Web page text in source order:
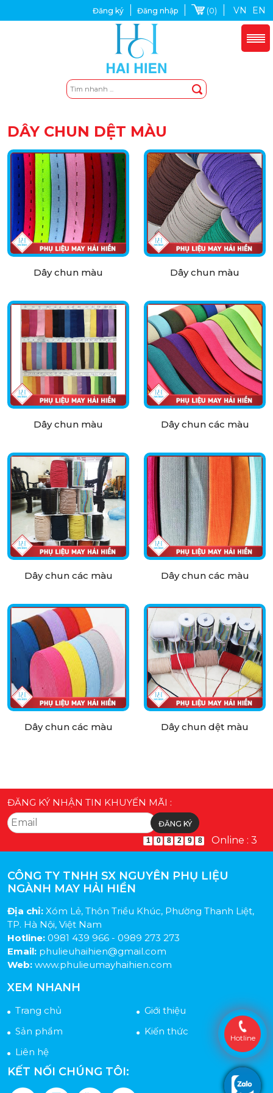
Đăng ký Đăng nhập (0) VN EN
DÂY CHUN DỆT MÀU
Dây chun màu Dây chun màu
Dây chun màu Dây chun các màu
Dây chun các màu Dây chun các màu
Dây chun các màu Dây chun dệt màu
ĐĂNG KÝ NHẬN TIN KHUYẾN MÃI :
1 0 8 2 9 8 Online : 3
CÔNG TY TNHH SX NGUYÊN PHỤ LIỆU
NGÀNH MAY HẢI HIỀN
Địa chỉ: Xóm Lẻ, Thôn Triều Khúc, Phường Thanh Liệt,
TP. Hà Nội, Việt Nam
Hotline: 0981 439 966 - 0989 273 273
Email: phulieuhaihien@gmail.com
Web: www.phulieumayhaihien.com
XEM NHANH
Trang chủ
Giới thiệu
Sản phẩm
Kiến thức
Liên hệ
KẾT NỐI CHÚNG TÔI:
Hotline